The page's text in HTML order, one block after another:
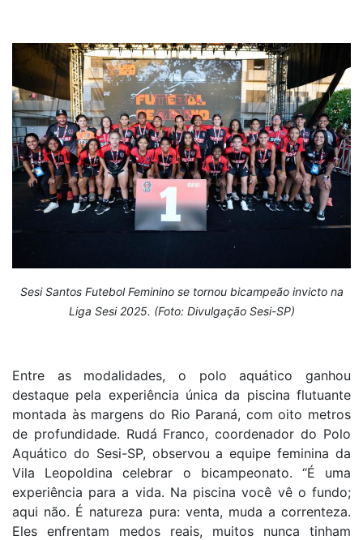
Sesi Santos Futebol Feminino se tornou bicampeão invicto na
Liga Sesi 2025. (Foto: Divulgação Sesi-SP)
Entre as modalidades, o polo aquático ganhou
destaque pela experiência única da piscina flutuante
montada às margens do Rio Paraná, com oito metros
de profundidade. Rudá Franco, coordenador do Polo
Aquático do Sesi-SP, observou a equipe feminina da
Vila Leopoldina celebrar o bicampeonato. “É uma
experiência para a vida. Na piscina você vê o fundo;
aqui não. É natureza pura: venta, muda a correnteza.
Eles enfrentam medos reais, muitos nunca tinham